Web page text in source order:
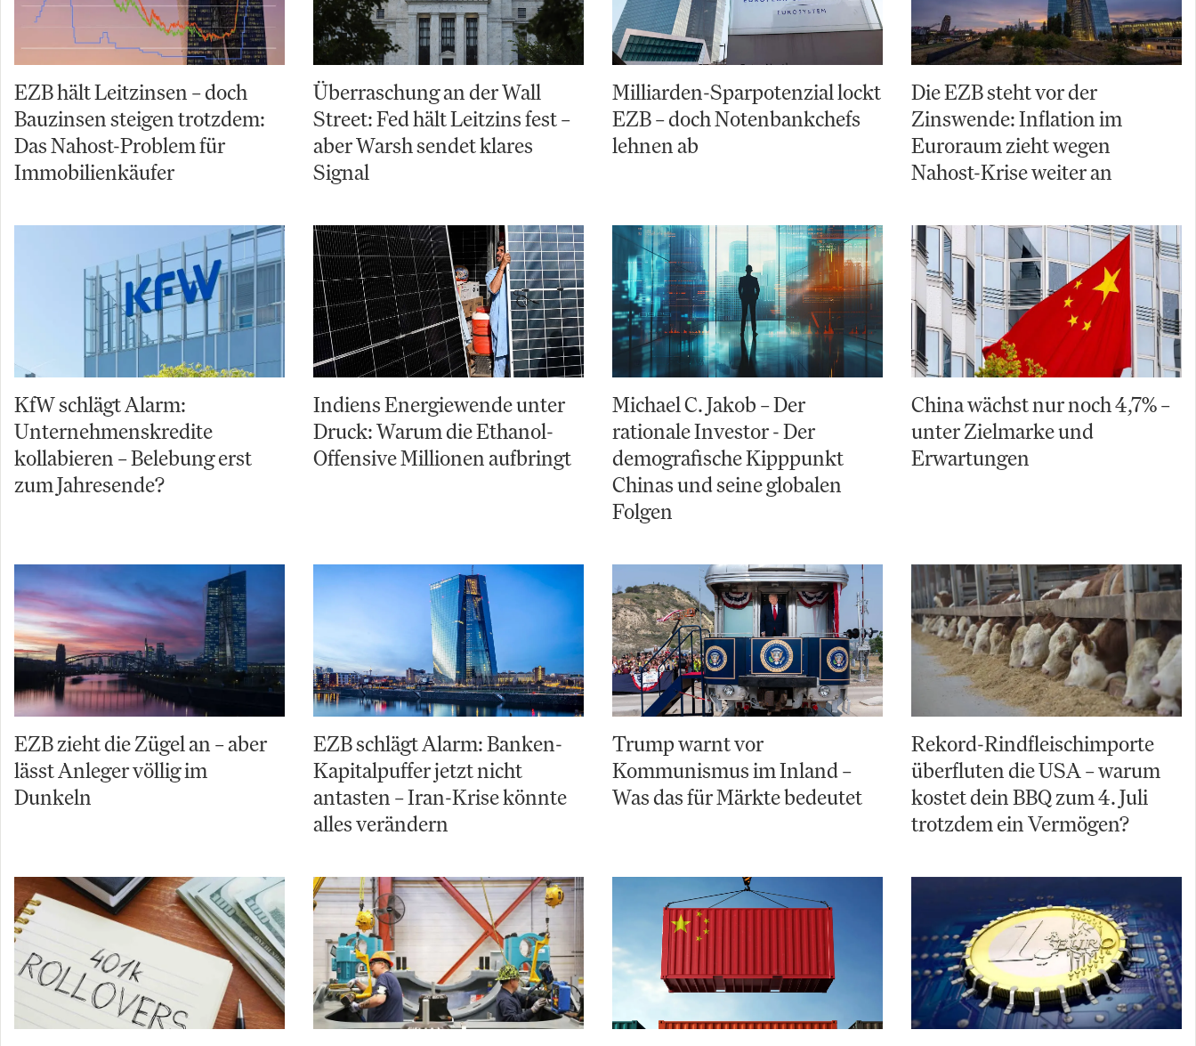
EZB hält Leitzinsen – doch
Bauzinsen steigen trotzdem:
Das Nahost-Problem für
Immobilienkäufer
Überraschung an der Wall
Street: Fed hält Leitzins fest –
aber Warsh sendet klares
Signal
Milliarden-Sparpotenzial lockt
EZB – doch Notenbankchefs
lehnen ab
Die EZB steht vor der
Zinswende: Inflation im
Euroraum zieht wegen
Nahost-Krise weiter an
KfW schlägt Alarm:
Unternehmenskredite
kollabieren – Belebung erst
zum Jahresende?
Indiens Energiewende unter
Druck: Warum die Ethanol-
Offensive Millionen aufbringt
Michael C. Jakob – Der
rationale Investor - Der
demografische Kipppunkt
Chinas und seine globalen
Folgen
China wächst nur noch 4,7% –
unter Zielmarke und
Erwartungen
EZB zieht die Zügel an – aber
lässt Anleger völlig im
Dunkeln
EZB schlägt Alarm: Banken-
Kapitalpuffer jetzt nicht
antasten – Iran-Krise könnte
alles verändern
Trump warnt vor
Kommunismus im Inland –
Was das für Märkte bedeutet
Rekord-Rindfleischimporte
überfluten die USA – warum
kostet dein BBQ zum 4. Juli
trotzdem ein Vermögen?